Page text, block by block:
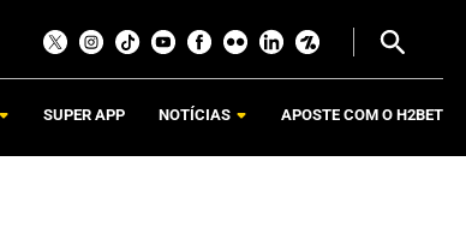
SUPER APP NOTÍCIAS APOSTE COM O H2BET